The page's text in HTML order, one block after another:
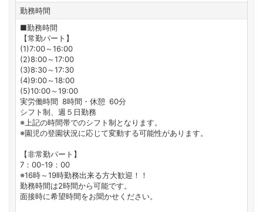
勤務時間
■勤務時間
【常勤パート】
(1)7:00～16:00
(2)8:00～17:00
(3)8:30～17:30
(4)9:00～18:00
(5)10:00～19:00
実労働時間 8時間・休憩 60分
シフト制、週５日勤務
※上記の時間帯でのシフト制となります。
※園児の登園状況に応じて変動する可能性があります。
【非常勤パート】
7：00-19：00
※16時～19時勤務出来る方大歓迎！！
勤務時間は2時間から可能です。
面接時に希望時間をお聞かせください。